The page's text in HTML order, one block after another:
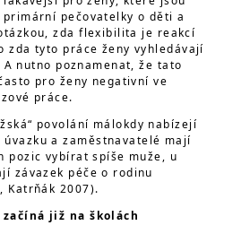
pečovatelky o děti a
zda flexibilita je reakcí
zda tyto práce ženy vyhledávají
nutno poznamenat, že tato
pro ženy negativní ve
práce.
povolání málokdy nabízejí
úvazku a zaměstnavatelé mají
pozic vybírat spíše muže, u
závazek péče o rodinu
Katrňák 2007).
již na školách